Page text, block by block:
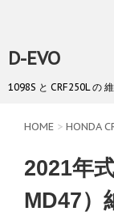
D-EVO
1098S と CRF250L の
HOME > HONDA
2021年
MD47）